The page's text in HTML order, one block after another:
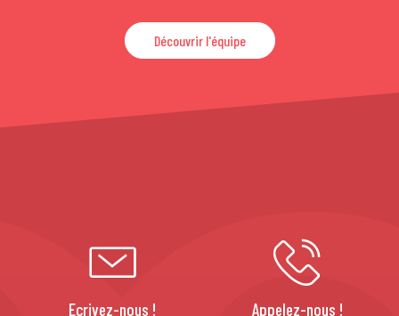
Découvrir l'équipe
Ecrivez-nous ! Appelez-nous !